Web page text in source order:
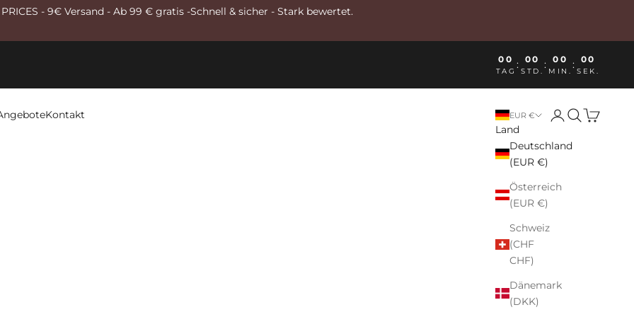
PRICES - 9€ Versand - Ab 99 € gratis -Schnell & sicher - Stark bewertet.
00
TAG
: 00
STD.
: 00
MIN.
: 00
SEK.
Kontakt EUR €
Land
Deutschland
(EUR €)
Österreich
(EUR €)
Schweiz
(CHF
CHF)
Dänemark
(DKK)
Anmelden
Suchen